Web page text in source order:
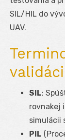
SIL/HIL do
UAV.
SIL:
rovnakej
simulácii
PIL